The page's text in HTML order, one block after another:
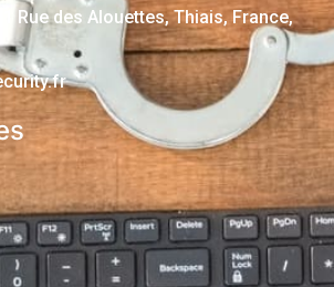
Rue des Alouettes, Thiais, France,